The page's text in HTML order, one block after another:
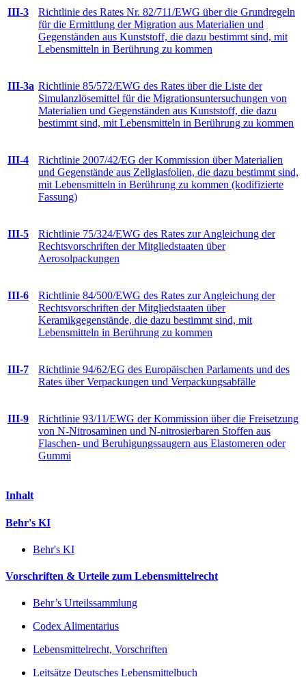
III-3
Richtlinie des Rates Nr. 82/711/EWG über die Grundregeln
für die Ermittlung der Migration aus Materialien und
Gegenständen aus Kunststoff, die dazu bestimmt sind, mit
Lebensmitteln in Berührung zu kommen
III-3a Richtlinie 85/572/EWG des Rates über die Liste der
Simulanzlösemittel für die Migrationsuntersuchungen von
Materialien und Gegenständen aus Kunststoff, die dazu
bestimmt sind, mit Lebensmitteln in Berührung zu kommen
III-4
Richtlinie 2007/42/EG der Kommission über Materialien
und Gegenstände aus Zellglasfolien, die dazu bestimmt sind,
mit Lebensmitteln in Berührung zu kommen (kodifizierte
Fassung)
III-5
Richtlinie 75/324/EWG des Rates zur Angleichung der
Rechtsvorschriften der Mitgliedstaaten über
Aerosolpackungen
III-6
Richtlinie 84/500/EWG des Rates zur Angleichung der
Rechtsvorschriften der Mitgliedstaaten über
Keramikgegenstände, die dazu bestimmt sind, mit
Lebensmitteln in Berührung zu kommen
III-7
Richtlinie 94/62/EG des Europäischen Parlaments und des
Rates über Verpackungen und Verpackungsabfälle
III-9
Richtlinie 93/11/EWG der Kommission über die Freisetzung
von N-Nitrosaminen und N-nitrosierbaren Stoffen aus
Flaschen- und Beruhigungssaugern aus Elastomeren oder
Gummi
Inhalt
Behr's KI
Behr's KI
Vorschriften & Urteile zum Lebensmittelrecht
Behr’s Urteilssammlung
Codex Alimentarius
Lebensmittelrecht, Vorschriften
Leitsätze Deutsches Lebensmittelbuch